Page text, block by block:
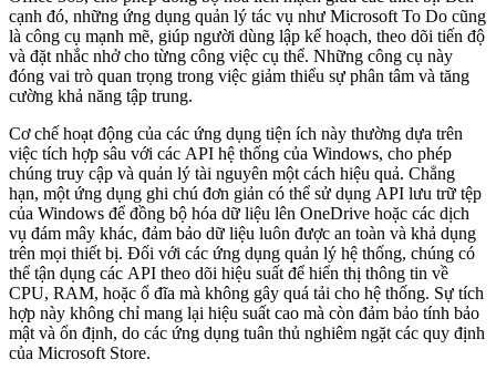
cạnh đó, những ứng dụng quản lý tác vụ như Microsoft To Do cũng
là công cụ mạnh mẽ, giúp người dùng lập kế hoạch, theo dõi tiến độ
và đặt nhắc nhở cho từng công việc cụ thể. Những công cụ này
đóng vai trò quan trọng trong việc giảm thiểu sự phân tâm và tăng
cường khả năng tập trung.
Cơ chế hoạt động của các ứng dụng tiện ích này thường dựa trên
việc tích hợp sâu với các API hệ thống của Windows, cho phép
chúng truy cập và quản lý tài nguyên một cách hiệu quả. Chẳng
hạn, một ứng dụng ghi chú đơn giản có thể sử dụng API lưu trữ tệp
của Windows để đồng bộ hóa dữ liệu lên OneDrive hoặc các dịch
vụ đám mây khác, đảm bảo dữ liệu luôn được an toàn và khả dụng
trên mọi thiết bị. Đối với các ứng dụng quản lý hệ thống, chúng có
thể tận dụng các API theo dõi hiệu suất để hiển thị thông tin về
CPU, RAM, hoặc ổ đĩa mà không gây quá tải cho hệ thống. Sự tích
hợp này không chỉ mang lại hiệu suất cao mà còn đảm bảo tính bảo
mật và ổn định, do các ứng dụng tuân thủ nghiêm ngặt các quy định
của Microsoft Store.